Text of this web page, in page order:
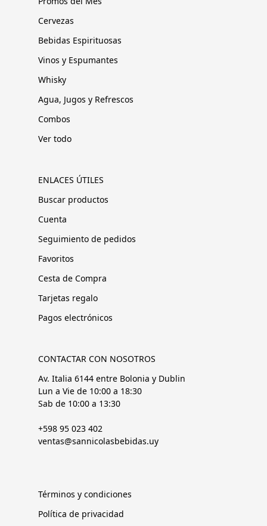
Cervezas
Bebidas Espirituosas
Vinos y Espumantes
Whisky
Agua, Jugos y Refrescos
Combos
Ver todo
ENLACES ÚTILES
Buscar productos
Cuenta
Seguimiento de pedidos
Favoritos
Cesta de Compra
Tarjetas regalo
Pagos electrónicos
CONTACTAR CON NOSOTROS
Av. Italia 6144 entre Bolonia y Dublin
Lun a Vie de 10:00 a 18:30
Sab de 10:00 a 13:30
+598 95 023 402
ventas@sannicolasbebidas.uy
Términos y condiciones
Política de privacidad